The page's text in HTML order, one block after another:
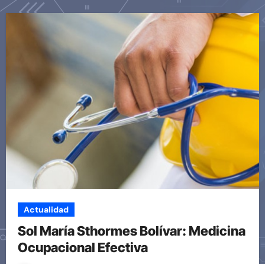
Actualidad
Sol María Sthormes Bolívar: Medicina
Ocupacional Efectiva